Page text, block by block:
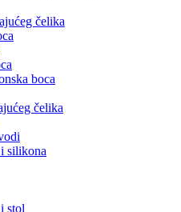
čelika
boca
čelika
silikona
stol